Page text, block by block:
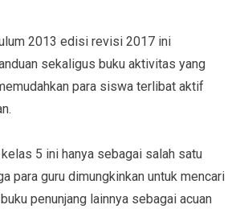
2013 edisi revisi 2017 ini
sekaligus buku aktivitas yang
para siswa terlibat aktif
5 ini hanya sebagai salah satu
para guru dimungkinkan untuk mencari
penunjang lainnya sebagai acuan